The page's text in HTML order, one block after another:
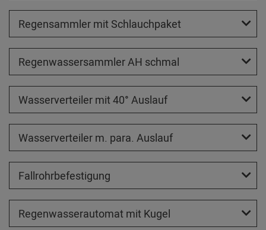
Regensammler mit Schlauchpaket
Regenwassersammler AH schmal
Wasserverteiler mit 40° Auslauf
Wasserverteiler m. para. Auslauf
Fallrohrbefestigung
Regenwasserautomat mit Kugel